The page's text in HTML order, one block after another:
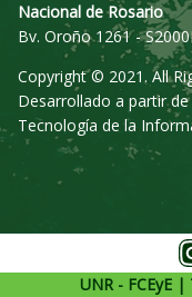
Nacional de Rosario
Bv. Oroño 1261 -
Copyright © 2021. All
Desarrollado a partir
Tecnología de la
UNR - FCEyE